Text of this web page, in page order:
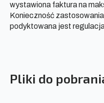
wystawiona faktura na
Konieczność
podyktowana jest
Pliki do